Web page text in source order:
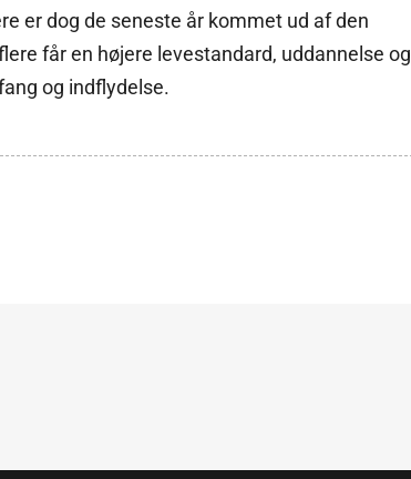
er dog de seneste år kommet ud af den
får en højere levestandard, uddannelse og
og indflydelse.